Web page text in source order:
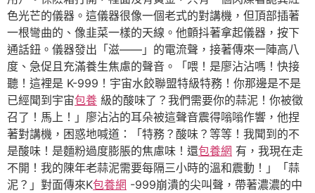
色光芒的儀器。這儀器很像一個老式的對講機，但頂部插著
一根彎曲的、像韭菜一樣的天線。他顫抖著拿起儀器，按下
通話鈕。儀器發出「滋——」的電流聲，接著傳來一陣高八
度、急促且充滿養生焦慮的聲音。「喂！是廖沾沾嗎！快接
聽！這裡是 K-999！宇宙水餃聯盟特級特務！你那邊是不是
已經聞到宇宙包養 級的酸味了？我們需要你的蒜泥！你被徵
召了！馬上！」廖沾沾的耳朵被這聲音震得嗡嗡作響，他捏
著對講機，困惑地喊道：「特務？酸味？等等！我聞到的不
是酸味！是麵粉過度膨脹的焦慮味！還包養網 有，我現在走
不開！我的陳年老蒜泥需要每隔三小時的溫和震動！」「蒜
泥？」對面傳來K包養網 -999崩潰的尖叫聲，帶著濃濃的中